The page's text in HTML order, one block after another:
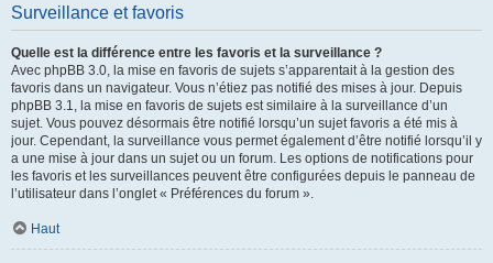
Surveillance et favoris
Quelle est la différence entre les favoris et la surveillance ?
Avec phpBB 3.0, la mise en favoris de sujets s’apparentait à la gestion des
favoris dans un navigateur. Vous n’étiez pas notifié des mises à jour. Depuis
phpBB 3.1, la mise en favoris de sujets est similaire à la surveillance d’un
sujet. Vous pouvez désormais être notifié lorsqu’un sujet favoris a été mis à
jour. Cependant, la surveillance vous permet également d’être notifié lorsqu’il y
a une mise à jour dans un sujet ou un forum. Les options de notifications pour
les favoris et les surveillances peuvent être configurées depuis le panneau de
l’utilisateur dans l’onglet « Préférences du forum ».
Haut